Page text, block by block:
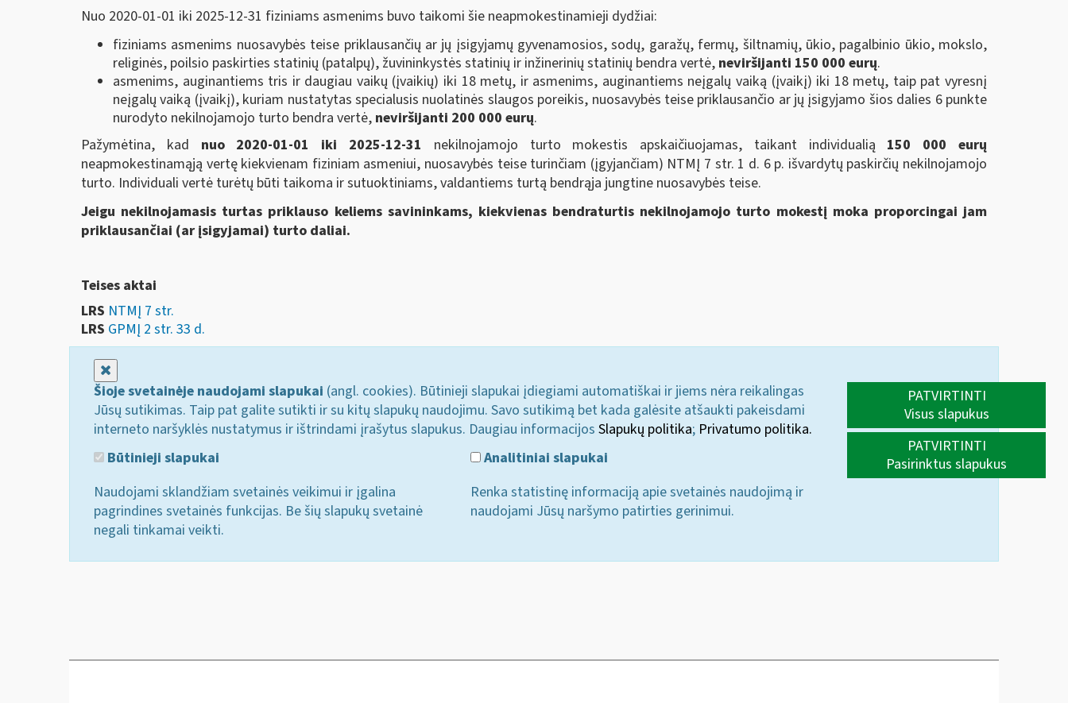
Nuo 2020-01-01 iki 2025-12-31 fiziniams asmenims buvo taikomi šie neapmokestinamieji dydžiai:
fiziniams asmenims nuosavybės teise priklausančių ar jų įsigyjamų gyvenamosios, sodų, garažų, fermų, šiltnamių, ūkio, pagalbinio ūkio, mokslo,
religinės, poilsio paskirties statinių (patalpų), žuvininkystės statinių ir inžinerinių statinių bendra vertė, neviršijanti 150 000 eurų.
asmenims, auginantiems tris ir daugiau vaikų (įvaikių) iki 18 metų, ir asmenims, auginantiems neįgalų vaiką (įvaikį) iki 18 metų, taip pat vyresnį
neįgalų vaiką (įvaikį), kuriam nustatytas specialusis nuolatinės slaugos poreikis, nuosavybės teise priklausančio ar jų įsigyjamo šios dalies 6 punkte
nurodyto nekilnojamojo turto bendra vertė, neviršijanti 200 000 eurų.
Pažymėtina, kad nuo 2020-01-01 iki 2025-12-31 nekilnojamojo turto mokestis apskaičiuojamas, taikant individualią 150 000 eurų
neapmokestinamąją vertę kiekvienam fiziniam asmeniui, nuosavybės teise turinčiam (įgyjančiam) NTMĮ 7 str. 1 d. 6 p. išvardytų paskirčių nekilnojamojo
turto. Individuali vertė turėtų būti taikoma ir sutuoktiniams, valdantiems turtą bendrąja jungtine nuosavybės teise.
Jeigu nekilnojamasis turtas priklauso keliems savininkams, kiekvienas bendraturtis nekilnojamojo turto mokestį moka proporcingai jam
priklausančiai (ar įsigyjamai) turto daliai.
Teises aktai
LRS NTMĮ 7 str.
LRS GPMĮ 2 str. 33 d.
Šioje svetainėje naudojami slapukai (angl. cookies). Būtinieji slapukai įdiegiami automatiškai ir jiems nėra reikalingas
Jūsų sutikimas. Taip pat galite sutikti ir su kitų slapukų naudojimu. Savo sutikimą bet kada galėsite atšaukti pakeisdami
interneto naršyklės nustatymus ir ištrindami įrašytus slapukus. Daugiau informacijos Slapukų politika; Privatumo politika.
Būtinieji slapukai
Naudojami sklandžiam svetainės veikimui ir įgalina
pagrindines svetainės funkcijas. Be šių slapukų svetainė
negali tinkamai veikti.
Analitiniai slapukai
Renka statistinę informaciją apie svetainės naudojimą ir
naudojami Jūsų naršymo patirties gerinimui.
PATVIRTINTI
Visus slapukus
PATVIRTINTI
Pasirinktus slapukus